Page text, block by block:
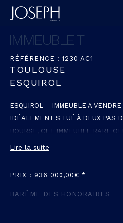
IMMEUBLE T
RÉFÉRENCE : 1230 AC1
TOULOUSE
ESQUIROL
ESQUIROL – IMMEUBLE A VENDRE
IDÉALEMENT SITUÉ À DEUX PAS
BOURSE, CET IMMEUBLE RARE
D’INVESTISSEMENT DE PREMIER
2EME ÉTAGE.
Lire la suite
PRIX : 936 000,00€ *
BARÊME DES HONORAIRES